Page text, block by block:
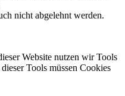
nicht abgelehnt werden.
Website nutzen wir Tools
Tools müssen Cookies